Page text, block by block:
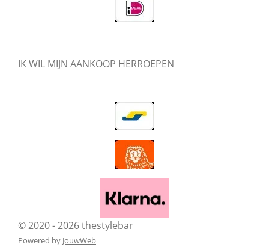
IK WIL MIJN AANKOOP HERROEPEN
© 2020 - 2026 thestylebar
Powered by JouwWeb